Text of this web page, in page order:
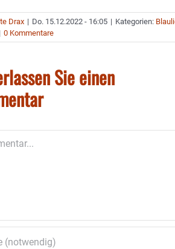
Drax | Do. 15.12.2022 - 16:05 | Kategorien:
0 Kommentare
Sie einen